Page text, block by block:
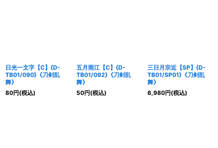
日光一文字【C】{D-
TB01/090}《刀剣乱
舞》
80円(税込)
五月雨江【C】{D-
TB01/092}《刀剣乱
舞》
50円(税込)
三日月宗近【SP】{D-
TB01/SP01}《刀剣乱
舞》
6,980円(税込)